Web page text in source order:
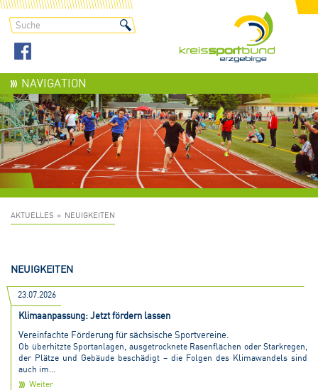
NAVIGATION
AKTUELLES NEUIGKEITEN
NEUIGKEITEN
23.07.2026
Klimaanpassung: Jetzt fördern lassen
Vereinfachte Förderung für sächsische Sportvereine.
Ob überhitzte Sportanlagen, ausgetrocknete Rasenflächen oder Starkregen,
der Plätze und Gebäude beschädigt – die Folgen des Klimawandels sind
auch im...
Weiter